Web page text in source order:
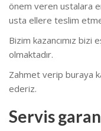
önem veren ustalara
usta ellere teslim
Bizim kazancımız
olmaktadır.
Zahmet verip buraya
ederiz.
Servis